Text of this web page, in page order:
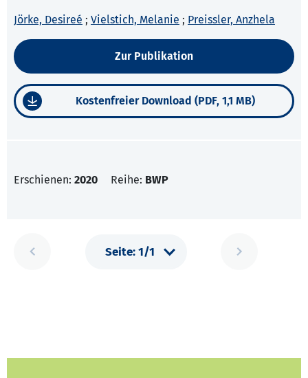
Jörke, Desireé ; Vielstich, Melanie ; Preissler, Anzhela
Zur Publikation
Kostenfreier Download (PDF, 1,1 MB)
Erschienen: 2020 Reihe: BWP